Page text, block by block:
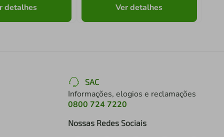
detalhes Ver detalhes
SAC
Informações, elogios e reclamações
0800 724 7220
Nossas Redes Sociais